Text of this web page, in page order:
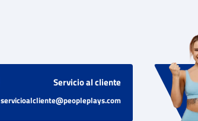
Servicio al cliente
servicioalcliente@peopleplays.com